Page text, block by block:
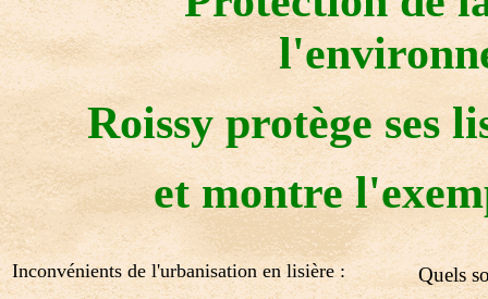
Roissy protège ses
et montre
Inconvénients de l'urbanisation en lisière : Quels